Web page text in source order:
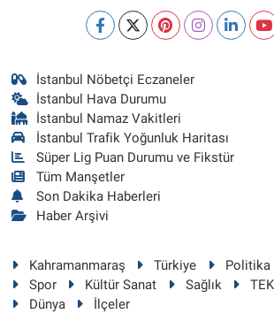
İstanbul Nöbetçi Eczaneler
İstanbul Hava Durumu
İstanbul Namaz Vakitleri
İstanbul Trafik Yoğunluk Haritası
Süper Lig Puan Durumu ve Fikstür
Tüm Manşetler
Son Dakika Haberleri
Haber Arşivi
Kahramanmaraş Türkiye Politika
Spor
Kültür Sanat Sağlık
Dünya
İlçeler